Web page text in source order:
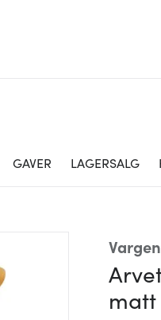
GAVER LAGERSALG